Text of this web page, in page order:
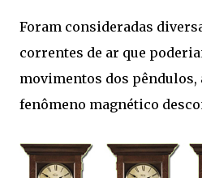
Foram consideradas
correntes de ar que
movimentos dos pêndulos,
fenômeno magnético